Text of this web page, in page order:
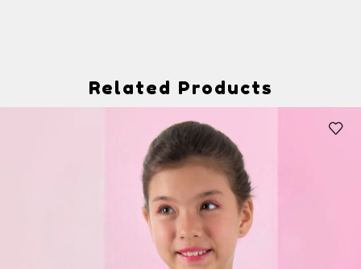
Related Products